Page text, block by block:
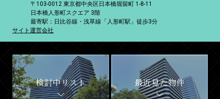
〒103-0012 東京都中央区日本橋堀留町 1-8-11
日本橋人形町スクエア 3階
最寄駅：日比谷線・浅草線「人形町駅」徒歩3分
サイト運営会社
検討中リスト 最近見た物件